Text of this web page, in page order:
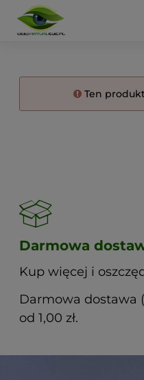
Ten
Darmowa
Kup więcej i
Darmowa dostawa
od 1,00 zł.